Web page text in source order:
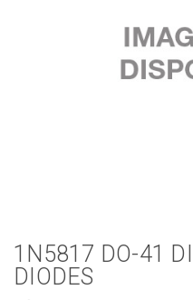
1N5817 DO-41
DIODES